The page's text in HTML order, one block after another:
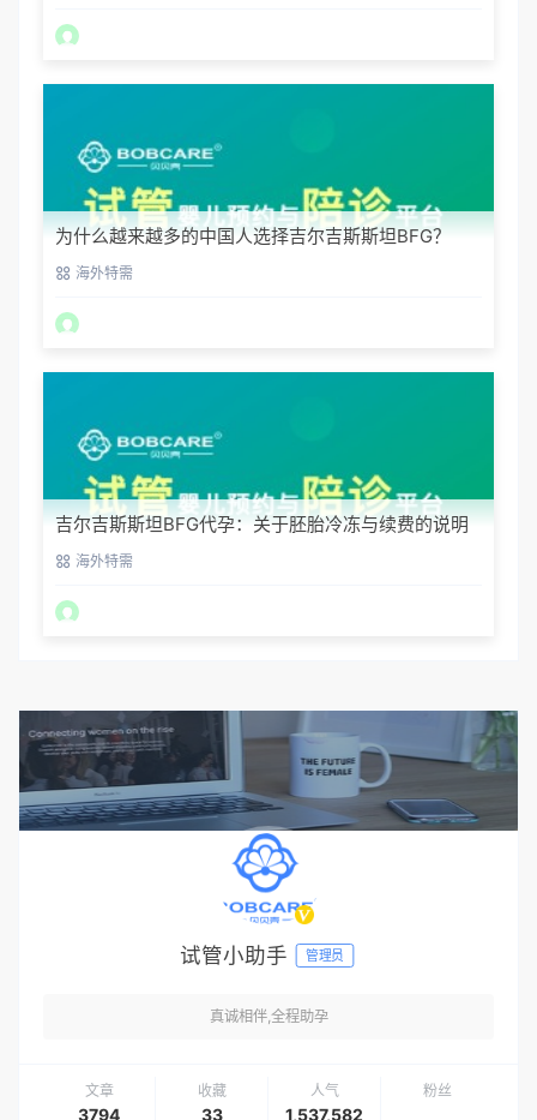
为什么越来越多的中国人选择吉尔吉斯斯坦BFG？
海外特需
吉尔吉斯斯坦BFG代孕：关于胚胎冷冻与续费的说明
海外特需
试管小助手 管理员
真诚相伴,全程助孕
文章
3794
收藏
33
人气
1,537,582
粉丝